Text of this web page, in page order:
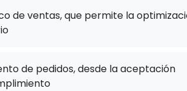
de ventas, que permite la
de pedidos, desde la aceptación